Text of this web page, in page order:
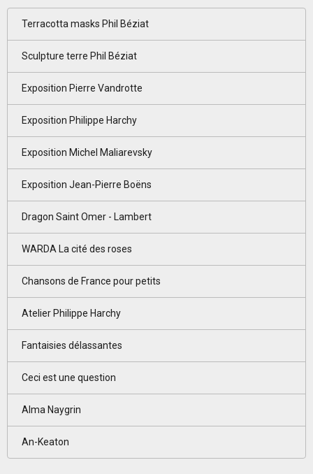
Terracotta masks Phil Béziat
Sculpture terre Phil Béziat
Exposition Pierre Vandrotte
Exposition Philippe Harchy
Exposition Michel Maliarevsky
Exposition Jean-Pierre Boëns
Dragon Saint Omer - Lambert
WARDA La cité des roses
Chansons de France pour petits
Atelier Philippe Harchy
Fantaisies délassantes
Ceci est une question
Alma Naygrin
An-Keaton